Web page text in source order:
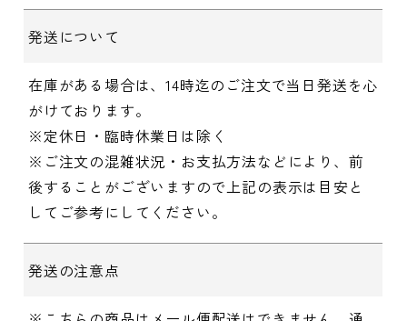
発送について
在庫がある場合は、14時迄のご注文で当日発送を心
がけております。
※定休日・臨時休業日は除く
※ご注文の混雑状況・お支払方法などにより、前
後することがございますので上記の表示は目安と
してご参考にしてください。
発送の注意点